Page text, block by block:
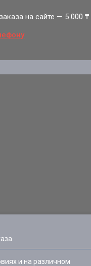
на сайте — 5 000 ₸
и на различном